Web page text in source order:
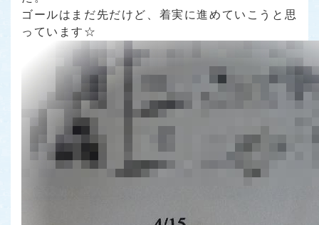
ゴールはまだ先だけど、着実に進めていこうと思
っています☆